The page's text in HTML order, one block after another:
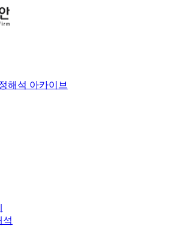
해석 아카이브
석